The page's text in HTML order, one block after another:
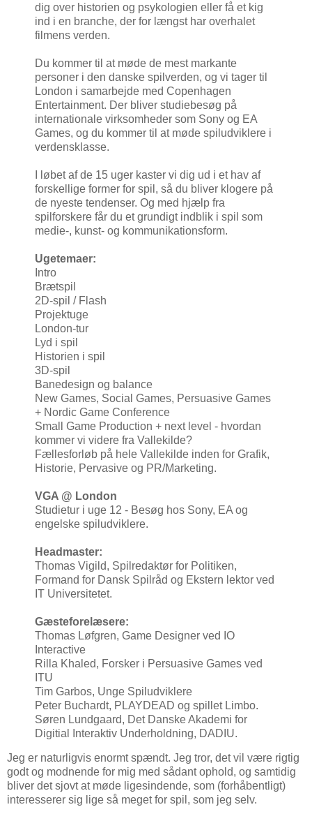
dig over historien og psykologien eller få et kig
ind i en branche, der for længst har overhalet
filmens verden.
Du kommer til at møde de mest markante
personer i den danske spilverden, og vi tager til
London i samarbejde med Copenhagen
Entertainment. Der bliver studiebesøg på
internationale virksomheder som Sony og EA
Games, og du kommer til at møde spiludviklere i
verdensklasse.
I løbet af de 15 uger kaster vi dig ud i et hav af
forskellige former for spil, så du bliver klogere på
de nyeste tendenser. Og med hjælp fra
spilforskere får du et grundigt indblik i spil som
medie-, kunst- og kommunikationsform.
Ugetemaer:
Intro
Brætspil
2D-spil / Flash
Projektuge
London-tur
Lyd i spil
Historien i spil
3D-spil
Banedesign og balance
New Games, Social Games, Persuasive Games
+ Nordic Game Conference
Small Game Production + next level - hvordan
kommer vi videre fra Vallekilde?
Fællesforløb på hele Vallekilde inden for Grafik,
Historie, Pervasive og PR/Marketing.
VGA @ London
Studietur i uge 12 - Besøg hos Sony, EA og
engelske spiludviklere.
Headmaster:
Thomas Vigild, Spilredaktør for Politiken,
Formand for Dansk Spilråd og Ekstern lektor ved
IT Universitetet.
Gæsteforelæsere:
Thomas Løfgren, Game Designer ved IO
Interactive
Rilla Khaled, Forsker i Persuasive Games ved
ITU
Tim Garbos, Unge Spiludviklere
Peter Buchardt, PLAYDEAD og spillet Limbo.
Søren Lundgaard, Det Danske Akademi for
Digitial Interaktiv Underholdning, DADIU.
Jeg er naturligvis enormt spændt. Jeg tror, det vil være rigtig
godt og modnende for mig med sådant ophold, og samtidig
bliver det sjovt at møde ligesindende, som (forhåbentligt)
interesserer sig lige så meget for spil, som jeg selv.